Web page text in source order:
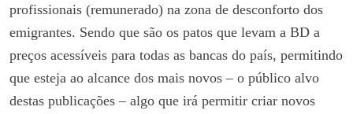
profissionais (remunerado) na zona de desconforto dos
emigrantes. Sendo que são os patos que levam a BD a
preços acessíveis para todas as bancas do país, permitindo
que esteja ao alcance dos mais novos – o público alvo
destas publicações – algo que irá permitir criar novos